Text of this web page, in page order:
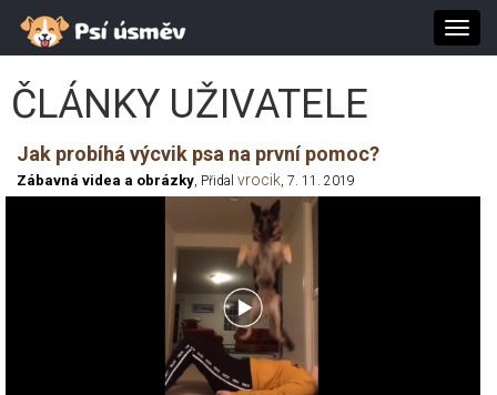
ČLÁNKY UŽIVATELE
Jak probíhá výcvik psa na první pomoc?
Zábavná videa a obrázky, Přidal vrocik, 7. 11. 2019